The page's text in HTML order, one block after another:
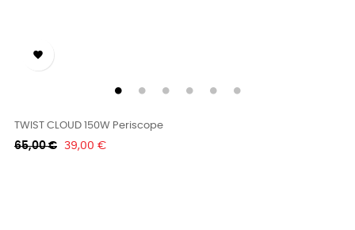

TWIST CLOUD 150W Periscope
Κανονική
65,00 € Τιμή
39,00 €